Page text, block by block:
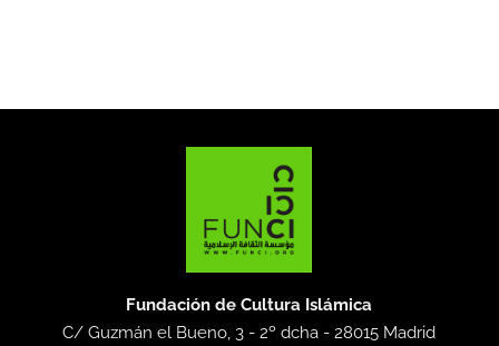
Fundación de Cultura Islámica
C/ Guzmán el Bueno, 3 - 2º dcha -28015 Madrid